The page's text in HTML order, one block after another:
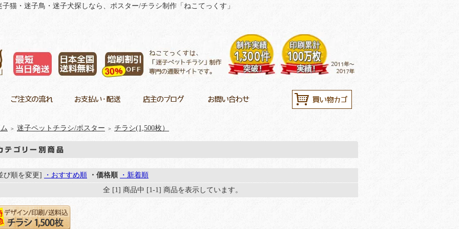
子猫・迷子鳥・迷子犬探しなら、ポスター/チラシ制作「ねこてっくす」
＞ 迷子ペットチラシ/ポスター ＞ チラシ(1,500枚）
び順を変更] ・おすすめ順 ・価格順
・新着順
全 [1] 商品中 [1-1] 商品を表示しています。